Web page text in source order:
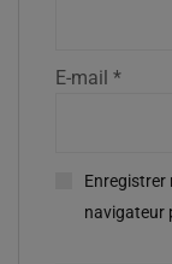
E-mail *
Enregistrer
navigateur